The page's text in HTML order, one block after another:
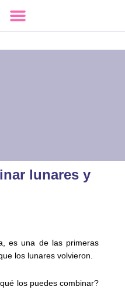
lunares y
es una de las primeras
los lunares volvieron.
los puedes combinar?